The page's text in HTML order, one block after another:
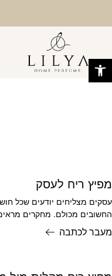
מפיץ ריח לעסק
עסקים מצליחים יודעים שכל
החשובים מכולם. מחקרים
מעבר לכתבה
פתח סרגל נגישות